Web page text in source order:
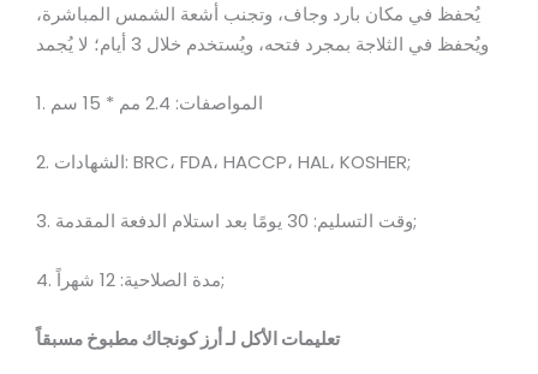
يُحفظ في مكان بارد وجاف، وتجنب أشعة الشمس المباشرة،
ويُحفظ في الثلاجة بمجرد فتحه، ويُستخدم خلال 3 أيام؛ لا يُجمد
1. المواصفات: 2.4 مم * 15 سم
2. الشهادات: BRC، FDA، HACCP، HAL، KOSHER;
3. وقت التسليم: 30 يومًا بعد استلام الدفعة المقدمة;
4. مدة الصلاحية: 12 شهراً;
تعليمات الأكل لـأرز كونجاك مطبوخ مسبقاً